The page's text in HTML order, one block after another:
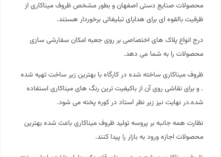
محصولات صنایع دستی اصفهان و بطور مشخص ظروف میناکاری از
ظرفیت بالقوه ای برای هدایای تبلیغاتی برخوردار هستند.
درج انواع پلاک های اختصاصی بر روی جعبه امکان سفارشی سازی
محصولات را به شما می دهد.
ظروف میناکاری ساخته شده در کارگاه با بهترین زیر ساخت تهیه شده
. و برای نقاشی روی آن از باکیفیت ترین رنگ های میناکاری استفاده
شده.در نهایت نیز زیر نظر استاد در کوره پخته می شود.
نظارت همه جانبه بر پروسه تولید ظروف میناکاری باعث شده بهترین
محصولات اجازه ورود به بازار را پیدا کنند.